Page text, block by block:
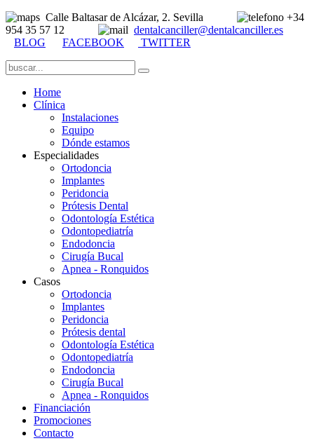
Calle Baltasar de Alcázar, 2. Sevilla
+34
954 35 57 12
dentalcanciller@dentalcanciller.es
BLOG
FACEBOOK TWITTER
Home
Clínica
Instalaciones
Equipo
Dónde estamos
Especialidades
Ortodoncia
Implantes
Peridoncia
Prótesis Dental
Odontología Estética
Odontopediatría
Endodoncia
Cirugía Bucal
Apnea - Ronquidos
Casos
Ortodoncia
Implantes
Peridoncia
Prótesis dental
Odontología Estética
Odontopediatría
Endodoncia
Cirugía Bucal
Apnea - Ronquidos
Financiación
Promociones
Contacto